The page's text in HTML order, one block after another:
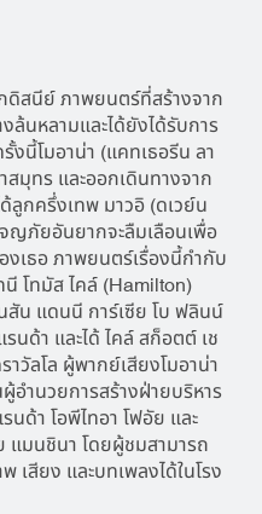
กดิสนีย์ ภาพยนตร์ที่สร้างจาก
ล้นหลามและได้ยังได้รับการ
งนี้โมอาน่า (แคทเธอรีน ลา
สมุทร และออกเดินทางจาก
ลูกครึ่งเทพ มาวอิ (ดเวย์น
ญภัยอันยากจะลืมเลือนเพื่อ
เธอ ภาพยนตร์เรื่องนี้กำกับ
นี โทมัส ไคล์ (Hamilton)
สัน แดนนี การ์เซีย โบ ฟลินน์
นด้า และได้ ไคล์ สก็อตต์ เช
วัลโล ผู้พากย์เสียงโมอาน่า
อำนวยการสร้างฝ่ายบริหาร
นด้า โอพีไทอา โฟอัย และ
แมนชินา โดยผู้ชมสามารถ
สียง และบทเพลงได้ในโรง